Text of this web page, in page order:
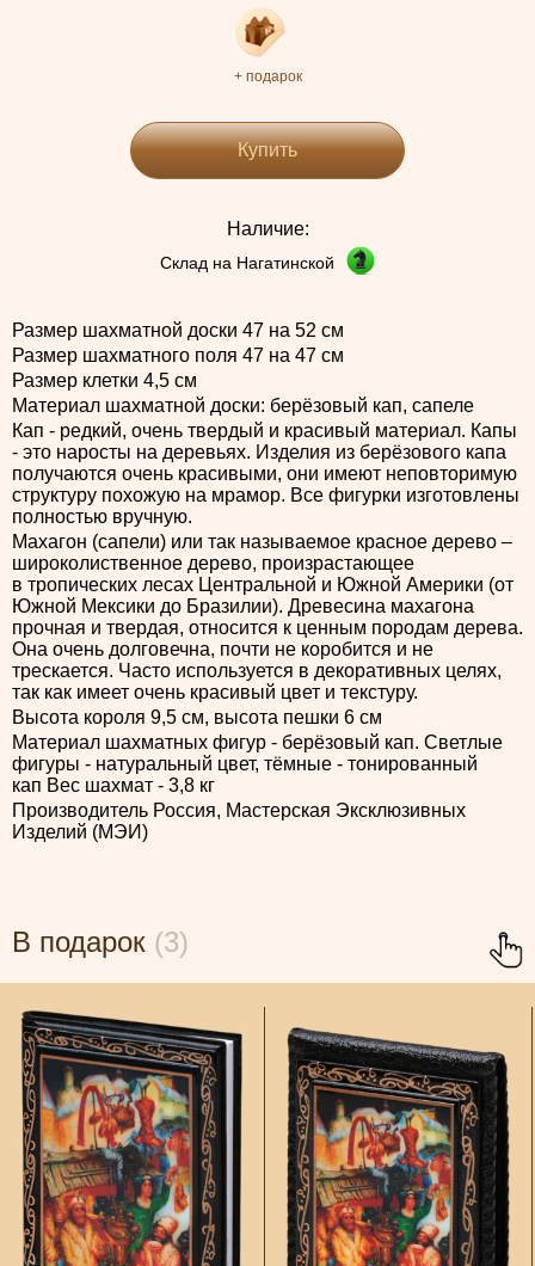
+ подарок
Купить
Наличие:
Склад на Нагатинской
Размер шахматной доски 47 на 52 см
Размер шахматного поля 47 на 47 см
Размер клетки 4,5 см
Материал шахматной доски: берёзовый кап, сапеле
Кап - редкий, очень твердый и красивый материал. Капы
- это наросты на деревьях. Изделия из берёзового капа
получаются очень красивыми, они имеют неповторимую
структуру похожую на мрамор. Все фигурки изготовлены
полностью вручную.
Махагон (сапели) или так называемое красное дерево –
широколиственное дерево, произрастающее
в тропических лесах Центральной и Южной Америки (от
Южной Мексики до Бразилии). Древесина махагона
прочная и твердая, относится к ценным породам дерева.
Она очень долговечна, почти не коробится и не
трескается. Часто используется в декоративных целях,
так как имеет очень красивый цвет и текстуру.
Высота короля 9,5 см, высота пешки 6 см
Материал шахматных фигур - берёзовый кап. Светлые
фигуры - натуральный цвет, тёмные - тонированный
кап Вес шахмат - 3,8 кг
Производитель Россия, Мастерская Эксклюзивных
Изделий (МЭИ)
В подарок (3)